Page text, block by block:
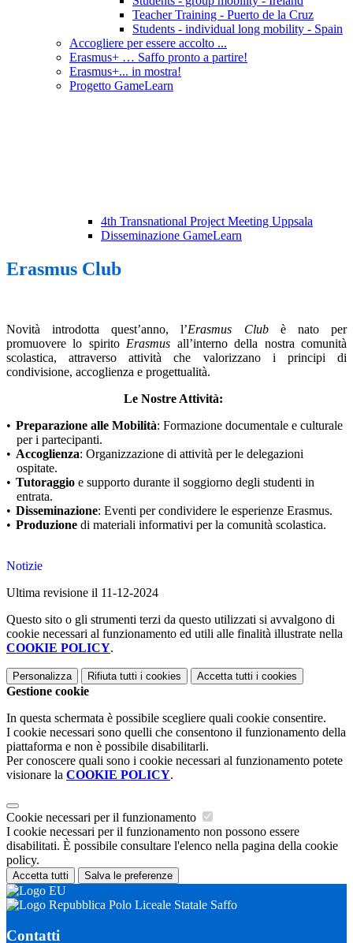
Teacher Training - Puerto de la Cruz
Students - individual long mobility - Spain
Accogliere per essere accolto ...
Erasmus+ … Saffo pronto a partire!
Erasmus+... in mostra!
Progetto GameLearn
4th Transnational Project Meeting Uppsala
Disseminazione GameLearn
Erasmus Club
Novità introdotta quest’anno, l’Erasmus Club è nato per
promuovere lo spirito Erasmus all’interno della nostra comunità
scolastica, attraverso attività che valorizzano i principi di
condivisione, accoglienza e progettualità.
Le Nostre Attività:
• Preparazione alle Mobilità: Formazione documentale e culturale
per i partecipanti.
• Accoglienza: Organizzazione di attività per le delegazioni
ospitate.
• Tutoraggio e supporto durante il soggiorno degli studenti in
entrata.
• Disseminazione: Eventi per condividere le esperienze Erasmus.
• Produzione di materiali informativi per la comunità scolastica.
Notizie
Ultima revisione il 11-12-2024
Questo sito o gli strumenti terzi da questo utilizzati si avvalgono di
cookie necessari al funzionamento ed utili alle finalità illustrate nella
COOKIE POLICY.
Personalizza Rifiuta tutti i cookies Accetta tutti i cookies
Gestione cookie
In questa schermata è possibile scegliere quali cookie consentire.
I cookie necessari sono quelli che consentono il funzionamento della
piattaforma e non è possibile disabilitarli.
Per conoscere quali sono i cookie necessari al funzionamento potete
visionare la COOKIE POLICY.
Cookie necessari per il funzionamento
I cookie necessari per il funzionamento non possono essere
disabilitati. È possibile consultare l'elenco nella pagina della cookie
policy.
Accetta tutti Salva le preferenze
Polo Liceale Statale Saffo
Contatti